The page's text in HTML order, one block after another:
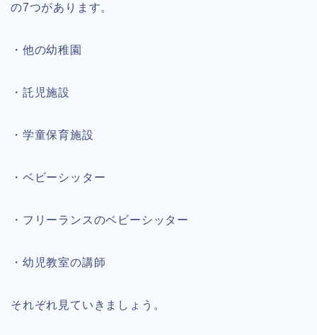
の7つがあります。
・他の幼稚園
・託児施設
・学童保育施設
・ベビーシッター
・フリーランスのベビーシッター
・幼児教室の講師
それぞれ見ていきましょう。